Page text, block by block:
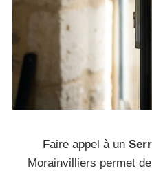
Faire appel à un
Morainvilliers permet